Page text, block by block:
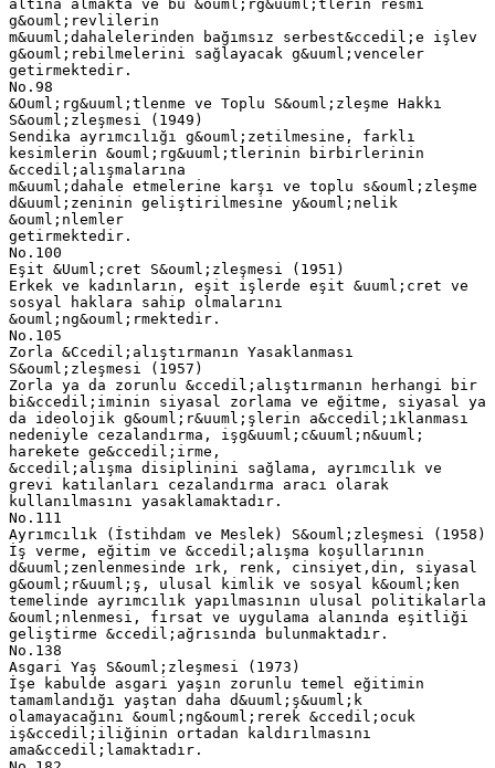
altına almakta ve bu &ouml;rg&uuml;tlerin resmi
g&ouml;revlilerin
m&uuml;dahalelerinden bağımsız serbest&ccedil;e işlev
g&ouml;rebilmelerini sağlayacak g&uuml;venceler
getirmektedir.
No.98
&Ouml;rg&uuml;tlenme ve Toplu S&ouml;zleşme Hakkı
S&ouml;zleşmesi (1949)
Sendika ayrımcılığı g&ouml;zetilmesine, farklı
kesimlerin &ouml;rg&uuml;tlerinin birbirlerinin
&ccedil;alışmalarına
m&uuml;dahale etmelerine karşı ve toplu s&ouml;zleşme
d&uuml;zeninin geliştirilmesine y&ouml;nelik
&ouml;nlemler
getirmektedir.
No.100
Eşit &Uuml;cret S&ouml;zleşmesi (1951)
Erkek ve kadınların, eşit işlerde eşit &uuml;cret ve
sosyal haklara sahip olmalarını
&ouml;ng&ouml;rmektedir.
No.105
Zorla &Ccedil;alıştırmanın Yasaklanması
S&ouml;zleşmesi (1957)
Zorla ya da zorunlu &ccedil;alıştırmanın herhangi bir
bi&ccedil;iminin siyasal zorlama ve eğitme, siyasal ya
da ideolojik g&ouml;r&uuml;şlerin a&ccedil;ıklanması
nedeniyle cezalandırma, işg&uuml;c&uuml;n&uuml;
harekete ge&ccedil;irme,
&ccedil;alışma disiplinini sağlama, ayrımcılık ve
grevi katılanları cezalandırma aracı olarak
kullanılmasını yasaklamaktadır.
No.111
Ayrımcılık (İstihdam ve Meslek) S&ouml;zleşmesi (1958)
İş verme, eğitim ve &ccedil;alışma koşullarının
d&uuml;zenlenmesinde ırk, renk, cinsiyet,din, siyasal
g&ouml;r&uuml;ş, ulusal kimlik ve sosyal k&ouml;ken
temelinde ayrımcılık yapılmasının ulusal politikalarla
&ouml;nlenmesi, fırsat ve uygulama alanında eşitliği
geliştirme &ccedil;ağrısında bulunmaktadır.
No.138
Asgari Yaş S&ouml;zleşmesi (1973)
İşe kabulde asgari yaşın zorunlu temel eğitimin
tamamlandığı yaştan daha d&uuml;ş&uuml;k
olamayacağını &ouml;ng&ouml;rerek &ccedil;ocuk
iş&ccedil;iliğinin ortadan kaldırılmasını
ama&ccedil;lamaktadır.